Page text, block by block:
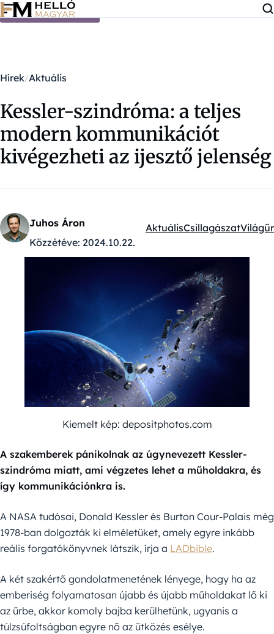
Ugrás a tartalomra
Hírek Aktuális
Kessler-szindróma: a teljes
modern kommunikációt
kivégezheti az ijesztő jelenség
Juhos Áron
Közzétéve: 2024.10.22.
Kategóriák:
AktuálisCsillagászatVilágűr
Kiemelt kép: depositphotos.com
A szakemberek pánikolnak az úgynevezett Kessler-
szindróma miatt, ami végzetes lehet a műholdakra, és
így kommunikációnkra is.
A NASA tudósai, Donald Kessler és Burton Cour-Palais még
1978-ban dolgozták ki elméletüket, amely egyre inkább
reális forgatókönyvnek látszik, írja a LADbible.
A két szakértő gondolatmenetének lényege, hogy ha az
emberiség folyamatosan újabb és újabb műholdakat lő ki
az űrbe, akkor komoly bajba kerülhetünk, ugyanis a
túlzsúfoltságban egyre nő az ütközés esélye.